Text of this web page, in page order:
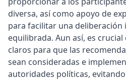
diversa, así como apoyo de
para facilitar una deliberación
equilibrada. Aun así, es
claros para que las
sean consideradas e
autoridades políticas,